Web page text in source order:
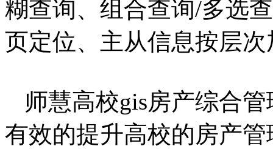
糊查询、组合查询/多选
页定位、主从信息按层
师慧高校gis房产综合
有效的提升高校的房产